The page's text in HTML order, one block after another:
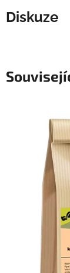
Diskuze